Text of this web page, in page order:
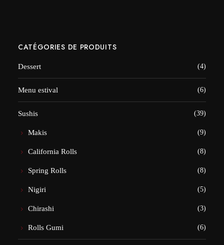
CATÉGORIES DE PRODUITS
Dessert (4)
Menu estival (6)
Sushis (39)
Makis (9)
California Rolls (8)
Spring Rolls (8)
Nigiri (5)
Chirashi (3)
Rolls Gumi (6)